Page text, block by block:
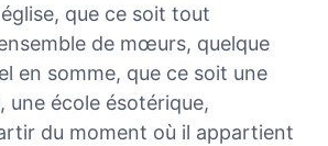
que ce soit tout
de mœurs, quelque
en somme, que ce soit une
une école ésotérique,
du moment où il appartient